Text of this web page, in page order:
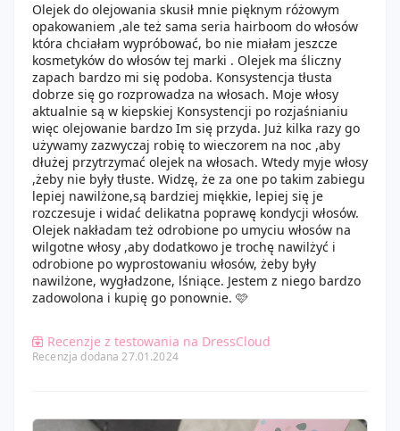
Olejek do olejowania skusił mnie pięknym różowym
opakowaniem ,ale też sama seria hairboom do włosów
która chciałam wypróbować, bo nie miałam jeszcze
kosmetyków do włosów tej marki . Olejek ma śliczny
zapach bardzo mi się podoba. Konsystencja tłusta
dobrze się go rozprowadza na włosach. Moje włosy
aktualnie są w kiepskiej Konsystencji po rozjaśnianiu
więc olejowanie bardzo Im się przyda. Już kilka razy go
używamy zazwyczaj robię to wieczorem na noc ,aby
dłużej przytrzymać olejek na włosach. Wtedy myje włosy
,żeby nie były tłuste. Widzę, że za one po takim zabiegu
lepiej nawilżone,są bardziej miękkie, lepiej się je
rozczesuje i widać delikatna poprawę kondycji włosów.
Olejek nakładam też odrobione po umyciu włosów na
wilgotne włosy ,aby dodatkowo je trochę nawilżyć i
odrobione po wyprostowaniu włosów, żeby były
nawilżone, wygładzone, lśniące. Jestem z niego bardzo
zadowolona i kupię go ponownie. 🩷
Recenzje z testowania na DressCloud
Recenzja dodana 27.01.2024